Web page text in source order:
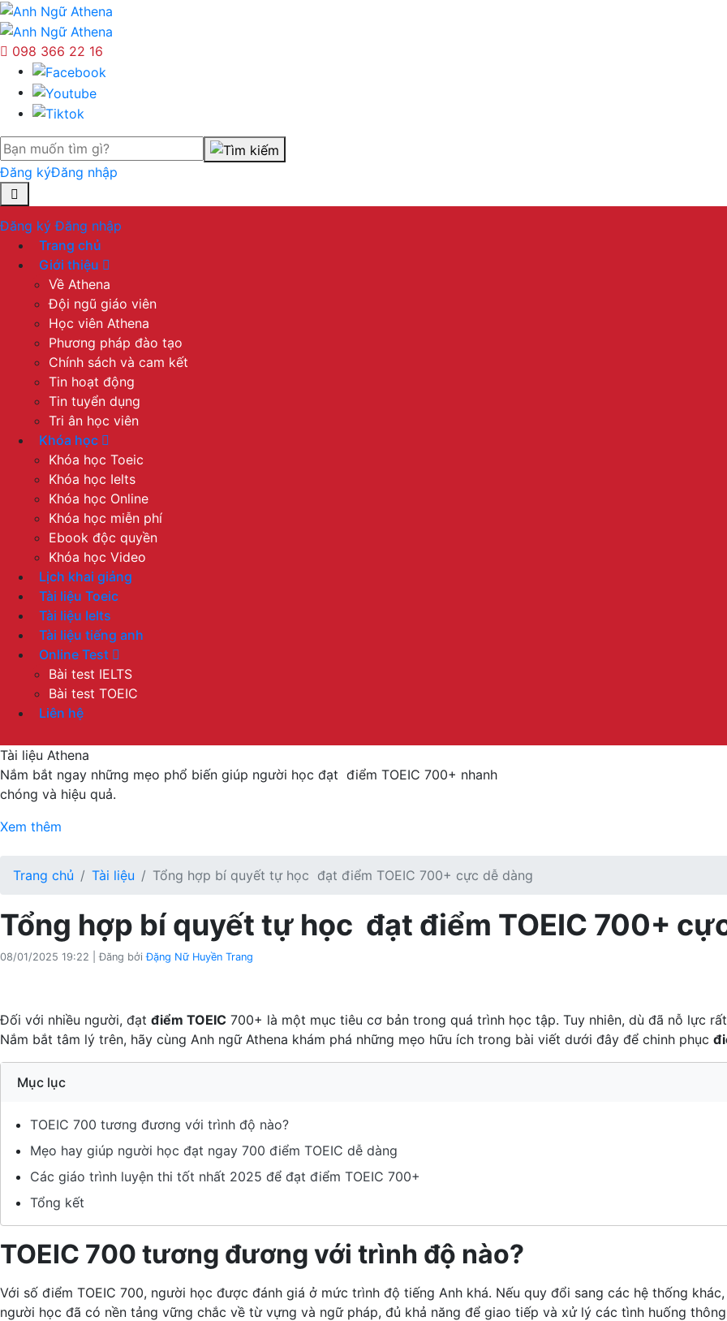
098 366 22 16
Đăng kýĐăng nhập
Đăng ký Đăng nhập
Trang chủ
Giới thiệu
Về Athena
Đội ngũ giáo viên
Học viên Athena
Phương pháp đào tạo
Chính sách và cam kết
Tin hoạt động
Tin tuyển dụng
Tri ân học viên
Khóa học
Khóa học Toeic
Khóa học Ielts
Khóa học Online
Khóa học miễn phí
Ebook độc quyền
Khóa học Video
Lịch khai giảng
Tài liệu Toeic
Tài liệu Ielts
Tài liệu tiếng anh
Online Test
Bài test IELTS
Bài test TOEIC
Liên hệ
Tài liệu Athena
Nắm bắt ngay những mẹo phổ biến giúp người học đạt điểm TOEIC 700+ nhanh
chóng và hiệu quả.
Xem thêm
Trang chủ Tài liệu Tổng hợp bí quyết tự học đạt điểm TOEIC 700+ cực dễ dàng
Tổng hợp bí quyết tự học đạt điểm TOEIC 700+
08/01/2025 19:22 Đăng bởiĐặng Nữ Huyền Trang
Đối với nhiều người, đạt điểm TOEIC 700+ là một mục tiêu cơ bản trong quá trình học tập. Tuy nhiên, dù đã nỗ lực
Nắm bắt tâm lý trên, hãy cùng Anh ngữ Athena khám phá những mẹo hữu ích trong bài viết dưới đây để chinh phục
Mục lục
TOEIC 700 tương đương với trình độ nào?
Mẹo hay giúp người học đạt ngay 700 điểm TOEIC dễ dàng
Các giáo trình luyện thi tốt nhất 2025 để đạt điểm TOEIC 700+
Tổng kết
TOEIC 700 tương đương với trình độ nào?
Với số điểm TOEIC 700, người học được đánh giá ở mức trình độ tiếng Anh khá. Nếu quy đổi sang các hệ thống
người học đã có nền tảng vững chắc về từ vựng và ngữ pháp, đủ khả năng để giao tiếp và xử lý các tình huống